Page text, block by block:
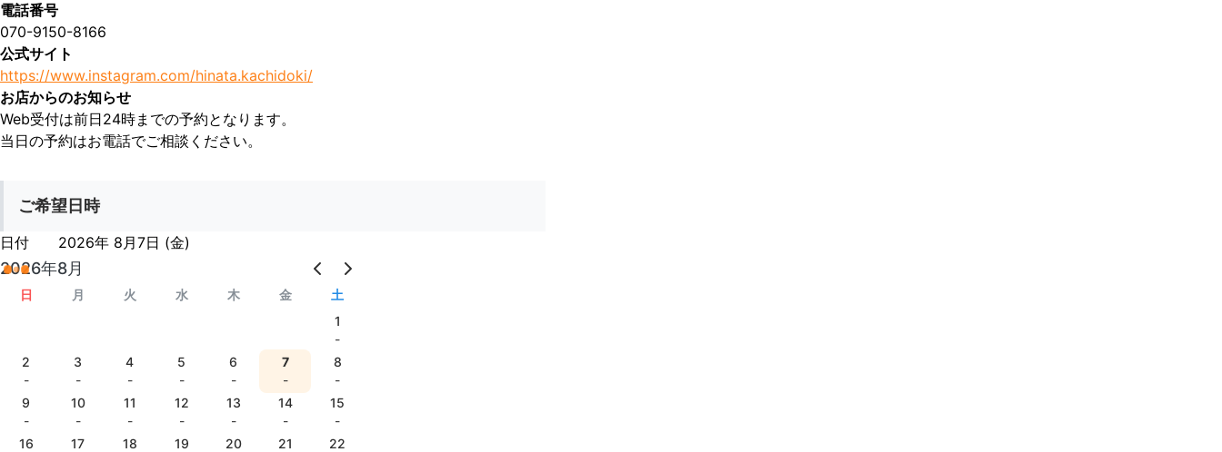
電話番号
070-9150-8166
公式サイト
https://www.instagram.com/hinata.kachidoki/
お店からのお知らせ
Web受付は前日24時までの予約となります。
当日の予約はお電話でご相談ください。
ご希望日時
日付 2026年 8月7日 (金)
2026年8月
日 月 火 水 木 金
土
1
-
2
-
3
-
4
-
5
-
6
-
7
-
8
-
9
-
10
-
11
-
12
-
13
-
14
-
15
-
16
17
18
19
20
21
22